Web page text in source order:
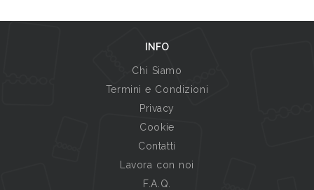
INFO
Chi Siamo
Termini e Condizioni
Privacy
Cookie
Contatti
Lavora con noi
F.A.Q.